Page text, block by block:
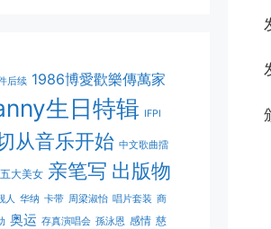
后续 1986博愛歡樂傳萬家
生日特辑 IFPI
从音乐开始 中文歌曲擂
五大美女 亲笔写 出版物
人 华纳 卡带 周梁淑怡 唱片套装 商
奥运 存真演唱会 孫泳恩 感情 慈